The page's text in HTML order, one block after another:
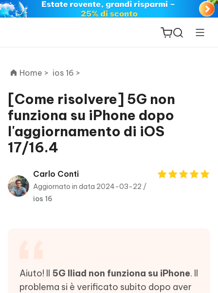
ReiBoot
for iOS
PDNob
PDF
Editor
Home > ios 16 >
[Come risolvere] 5G non
funziona su iPhone dopo
l'aggiornamento di iOS
17/16.4
Carlo Conti
Aggiornato in data 2024-03-22 /
ios 16
Aiuto! Il 5G Iliad non funziona su iPhone. Il
problema si è verificato subito dopo aver